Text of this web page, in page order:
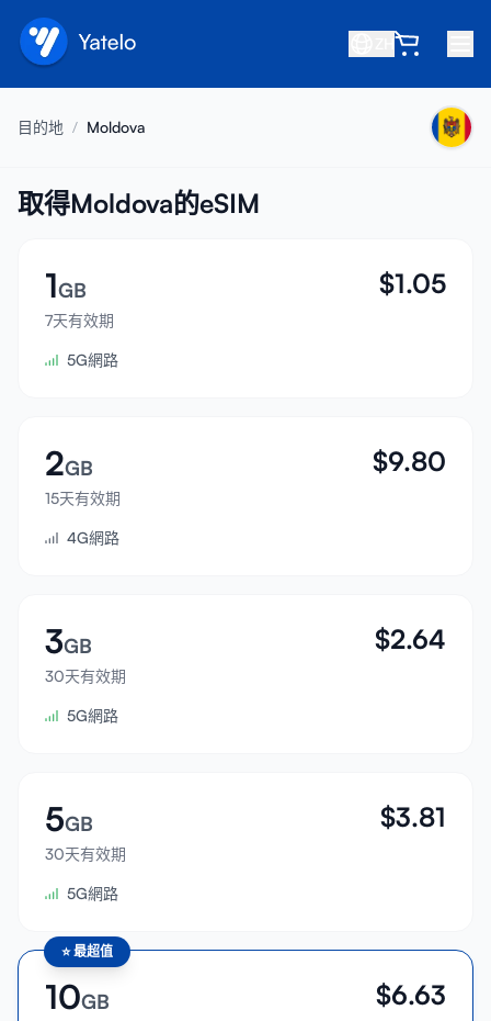
關於我們
推薦好友
成為合作夥伴
幫助中心
支援
裝置相容性
登入
目的地 / Moldova
取得Moldova的eSIM
1GB
7天有效期
$1.05
5G網路
2GB
15天有效期
$9.80
4G網路
3GB
30天有效期
$2.64
5G網路
5GB
30天有效期
$3.81
5G網路
⭐最超值
10GB $6.63